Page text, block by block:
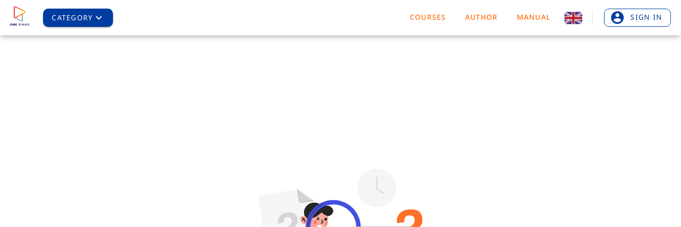
CATEGORY COURSES AUTHOR MANUAL SIGN IN